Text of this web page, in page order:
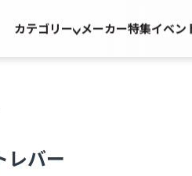
カテゴリー メーカー特集イベン
レバー